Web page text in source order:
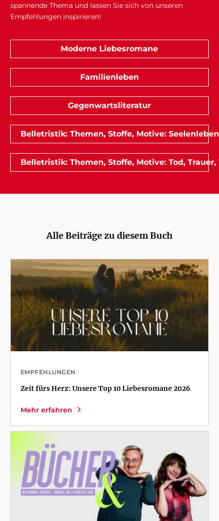
spannende Thema und lassen Sie sich von unseren
Empfehlungen inspirieren!
Moderne Liebesromane
Familienleben
Gegenwartsliteratur
Belletristik: Themen, Stoffe, Motive: Seelenleben
Belletristik: Themen, Stoffe, Motive: Tod,
Alle Beiträge zu diesem Buch
EMPFEHLUNGEN
Zeit fürs Herz: Unsere Top 10 Liebesromane 2026
Mehr erfahren